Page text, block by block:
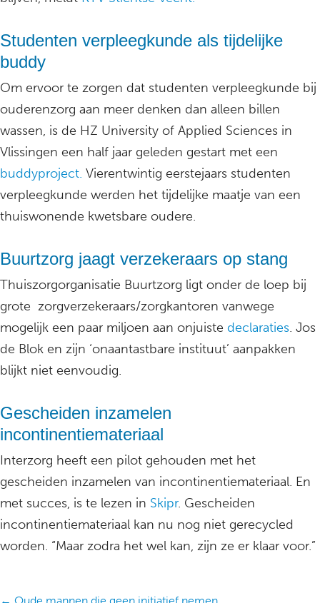
Studenten verpleegkunde als tijdelijke
buddy
Om ervoor te zorgen dat studenten verpleegkunde bij
ouderenzorg aan meer denken dan alleen billen
wassen, is de HZ University of Applied Sciences in
Vlissingen een half jaar geleden gestart met een
buddyproject. Vierentwintig eerstejaars studenten
verpleegkunde werden het tijdelijke maatje van een
thuiswonende kwetsbare oudere.
Buurtzorg jaagt verzekeraars op stang
Thuiszorgorganisatie Buurtzorg ligt onder de loep bij
grote zorgverzekeraars/zorgkantoren vanwege
mogelijk een paar miljoen aan onjuiste declaraties. Jos
de Blok en zijn ‘onaantastbare instituut’ aanpakken
blijkt niet eenvoudig.
Gescheiden inzamelen
incontinentiemateriaal
Interzorg heeft een pilot gehouden met het
gescheiden inzamelen van incontinentiemateriaal. En
met succes, is te lezen in Skipr. Gescheiden
incontinentiemateriaal kan nu nog niet gerecycled
worden. “Maar zodra het wel kan, zijn ze er klaar voor.”